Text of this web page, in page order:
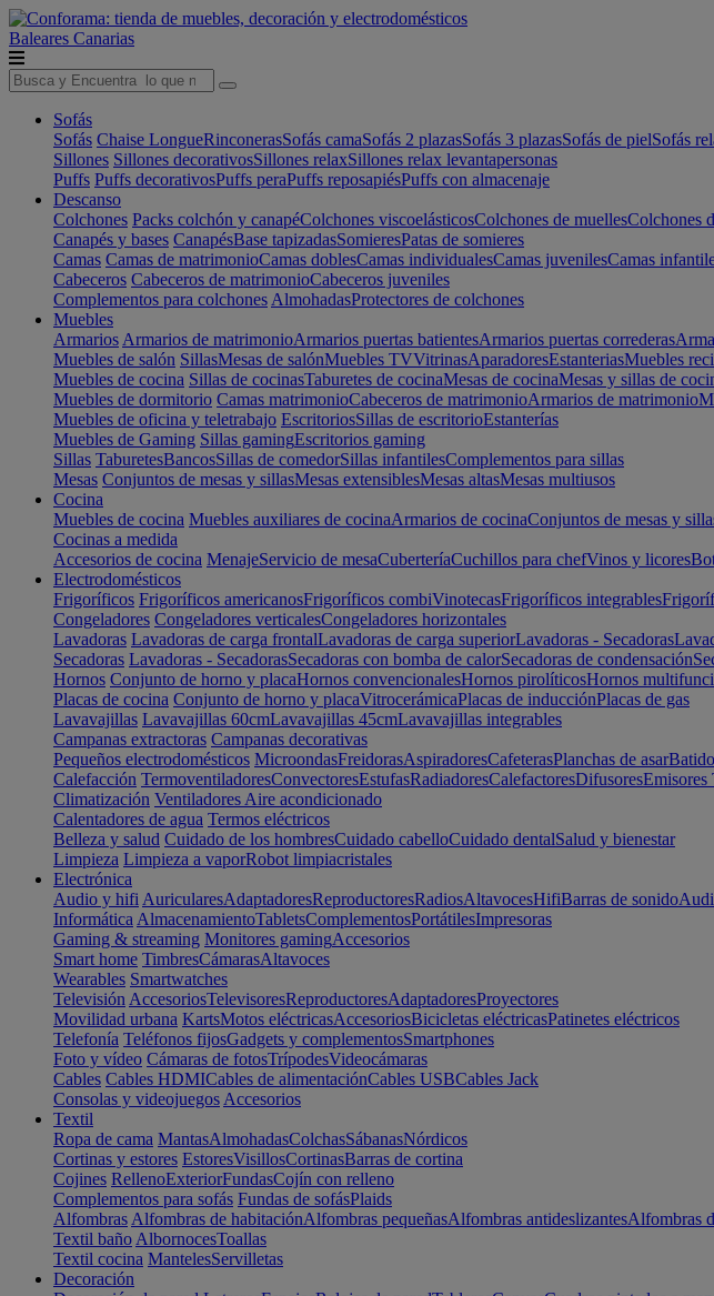
Baleares Canarias
Sofás
Sofás Chaise LongueRinconerasSofás camaSofás 2 plazasSofás 3 plazasSofás de pielSofás
Sillones Sillones decorativosSillones relaxSillones relax levantapersonas
Puffs Puffs decorativosPuffs peraPuffs reposapiésPuffs con almacenaje
Descanso
Colchones Packs colchón y canapéColchones viscoelásticosColchones de muellesColchones
Canapés y bases CanapésBase tapizadasSomieresPatas de somieres
Camas Camas de matrimonioCamas doblesCamas individualesCamas juvenilesCamas
Cabeceros Cabeceros de matrimonioCabeceros juveniles
Complementos para colchones AlmohadasProtectores de colchones
Muebles
Armarios Armarios de matrimonioArmarios puertas batientesArmarios puertas correderas
Muebles de salón SillasMesas de salónMuebles TVVitrinasAparadoresEstanteriasMuebles
Muebles de cocina Sillas de cocinasTaburetes de cocinaMesas de cocinaMesas y sillas de
Muebles de dormitorio Camas matrimonioCabeceros de matrimonioArmarios de matrimonio
Muebles de oficina y teletrabajo EscritoriosSillas de escritorioEstanterías
Muebles de Gaming Sillas gamingEscritorios gaming
Sillas TaburetesBancosSillas de comedorSillas infantilesComplementos para sillas
Mesas Conjuntos de mesas y sillasMesas extensiblesMesas altasMesas multiusos
Cocina
Muebles de cocina Muebles auxiliares de cocinaArmarios de cocinaConjuntos de mesas y
Cocinas a medida
Accesorios de cocina MenajeServicio de mesaCuberteríaCuchillos para chefVinos y licores
Electrodomésticos
Frigoríficos Frigoríficos americanosFrigoríficos combiVinotecasFrigoríficos integrables
Congeladores Congeladores verticalesCongeladores horizontales
Lavadoras Lavadoras de carga frontalLavadoras de carga superiorLavadoras - Secadoras
Secadoras Lavadoras - SecadorasSecadoras con bomba de calorSecadoras de condensación
Hornos Conjunto de horno y placaHornos convencionalesHornos pirolíticosHornos
Placas de cocina Conjunto de horno y placaVitrocerámicaPlacas de inducciónPlacas de gas
Lavavajillas Lavavajillas 60cmLavavajillas 45cmLavavajillas integrables
Campanas extractoras Campanas decorativas
Pequeños electrodomésticos MicroondasFreidorasAspiradoresCafeterasPlanchas de asar
Calefacción TermoventiladoresConvectoresEstufasRadiadoresCalefactoresDifusoresEmisores
Climatización Ventiladores Aire acondicionado
Calentadores de agua Termos eléctricos
Belleza y salud Cuidado de los hombresCuidado cabelloCuidado dentalSalud y bienestar
Limpieza Limpieza a vaporRobot limpiacristales
Electrónica
Audio y hifi AuricularesAdaptadoresReproductoresRadiosAltavocesHifiBarras de sonido
Informática AlmacenamientoTabletsComplementosPortátilesImpresoras
Gaming & streaming Monitores gamingAccesorios
Smart home TimbresCámarasAltavoces
Wearables Smartwatches
Televisión AccesoriosTelevisoresReproductoresAdaptadoresProyectores
Movilidad urbana KartsMotos eléctricasAccesoriosBicicletas eléctricasPatinetes eléctricos
Telefonía Teléfonos fijosGadgets y complementosSmartphones
Foto y vídeo Cámaras de fotosTrípodesVideocámaras
Cables Cables HDMICables de alimentaciónCables USBCables Jack
Consolas y videojuegos Accesorios
Textil
Ropa de cama MantasAlmohadasColchasSábanasNórdicos
Cortinas y estores EstoresVisillosCortinasBarras de cortina
Cojines RellenoExteriorFundasCojín con relleno
Complementos para sofás Fundas de sofásPlaids
Alfombras Alfombras de habitaciónAlfombras pequeñasAlfombras antideslizantesAlfombras
Textil baño AlbornocesToallas
Textil cocina MantelesServilletas
Decoración